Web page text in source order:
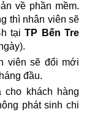
về phần mềm.
thì nhân viên sẽ
tạiTP Bến Tre
viên sẽ đổi mới
đầu.
cho khách hàng
phát sinh chi